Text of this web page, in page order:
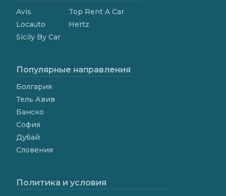
Avis
Locauto
Sicily By Car
Top Rent A Car
Hertz
Популярные направления
Болгария
Тель Авив
Банско
София
Дубай
Словения
Политика и условия